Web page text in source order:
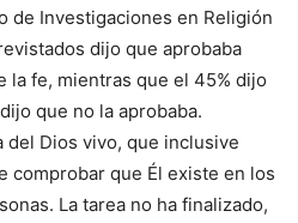
de Investigaciones en Religión
dijo que aprobaba
la fe, mientras que el 45% dijo
que no la aprobaba.
del Dios vivo, que inclusive
comprobar que Él existe en los
La tarea no ha finalizado,